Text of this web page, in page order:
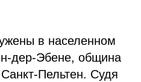
в населенном
дер-Эбене, община
Пельтен. Судя